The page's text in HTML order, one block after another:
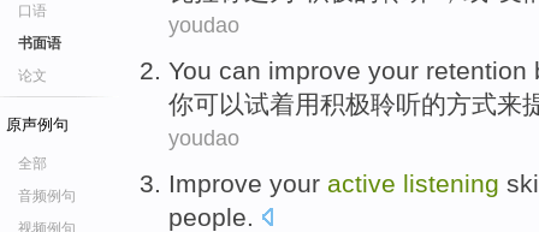
口语
书面语
论文
原声例句
全部
音频例句
视频例句
youdao
You can improve your retention
你可以试着用积极聆听的方式来
youdao
Improve your active listening
people